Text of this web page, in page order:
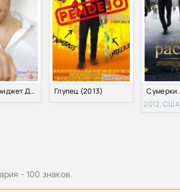
Ребенок Бриджет Джонс (2014) Глупец (2013)
2012, США
- 100 знаков.